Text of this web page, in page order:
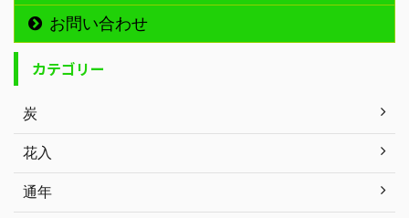
お問い合わせ
カテゴリー
炭
花入
通年